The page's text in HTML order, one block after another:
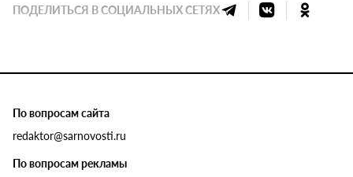
ПОДЕЛИТЬСЯ В СОЦИАЛЬНЫХ СЕТЯХ
По вопросам сайта
redaktor@sarnovosti.ru
По вопросам рекламы